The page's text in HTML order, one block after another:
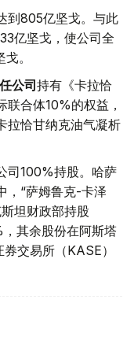
到805亿坚戈。与此
亿坚戈，使公司全
。
公司持有《卡拉恰
合体10%的权益，
拉恰甘纳克油气凝析
司100%持股。哈萨
，“萨姆鲁克-卡泽
坦财政部持股
其余股份在阿斯塔
交易所（KASE）